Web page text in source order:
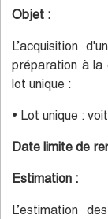
Objet :
L’acquisition
préparation à la
lot unique :
• Lot unique :
Date limite de
Estimation :
L’estimation